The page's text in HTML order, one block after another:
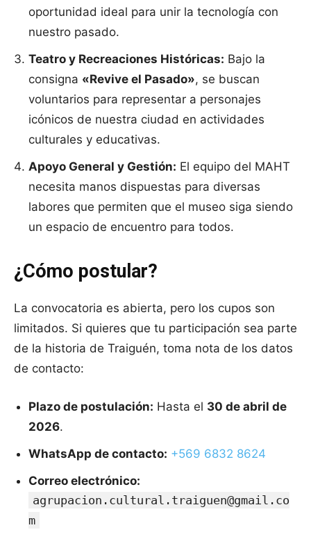
oportunidad ideal para unir la tecnología con
nuestro pasado.
Teatro y Recreaciones Históricas: Bajo la
consigna «Revive el Pasado», se buscan
voluntarios para representar a personajes
icónicos de nuestra ciudad en actividades
culturales y educativas.
Apoyo General y Gestión: El equipo del MAHT
necesita manos dispuestas para diversas
labores que permiten que el museo siga siendo
un espacio de encuentro para todos.
¿Cómo postular?
La convocatoria es abierta, pero los cupos son
limitados. Si quieres que tu participación sea parte
de la historia de Traiguén, toma nota de los datos
de contacto:
Plazo de postulación: Hasta el 30 de abril de
2026.
WhatsApp de contacto: +569 6832 8624
Correo electrónico:
agrupacion.cultural.traiguen@gmail.co
m